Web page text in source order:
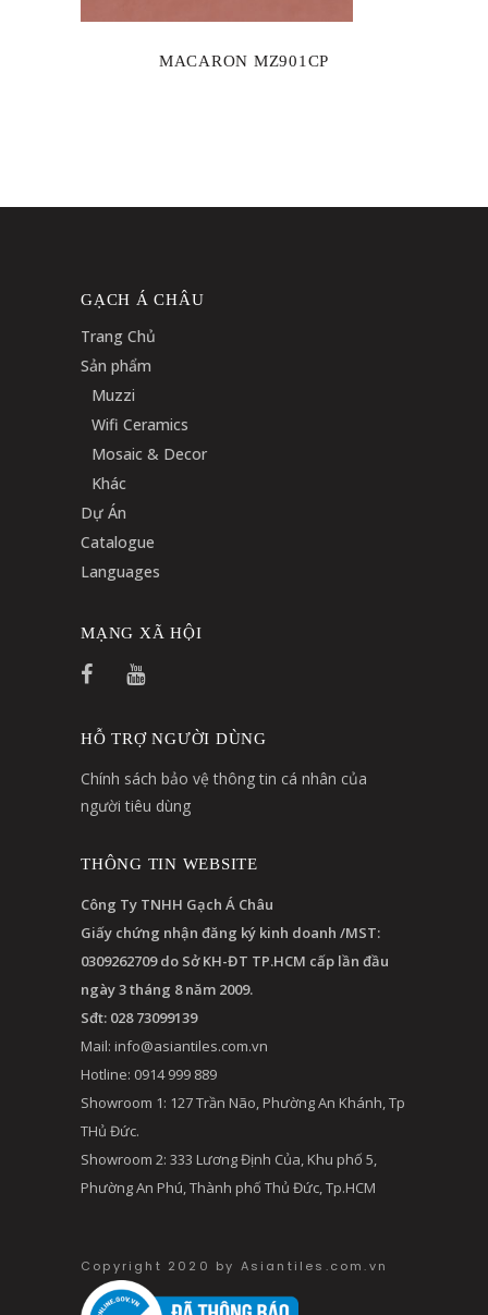
MACARON MZ901CP
GẠCH Á CHÂU
Trang Chủ
Sản phẩm
Muzzi
Wifi Ceramics
Mosaic & Decor
Khác
Dự Án
Catalogue
Languages
MẠNG XÃ HỘI
HỖ TRỢ NGƯỜI DÙNG
Chính sách bảo vệ thông tin cá nhân của
người tiêu dùng
THÔNG TIN WEBSITE
Công Ty TNHH Gạch Á Châu
Giấy chứng nhận đăng ký kinh doanh /MST:
0309262709 do Sở KH-ĐT TP.HCM cấp lần đầu
ngày 3 tháng 8 năm 2009.
Sđt: 028 73099139
Mail: info@asiantiles.com.vn
Hotline: 0914 999 889
Showroom 1: 127 Trần Não, Phường An Khánh, Tp
THủ Đức.
Showroom 2: 333 Lương Định Của, Khu phố 5,
Phường An Phú, Thành phố Thủ Đức, Tp.HCM
Copyright 2020 by Asiantiles.com.vn